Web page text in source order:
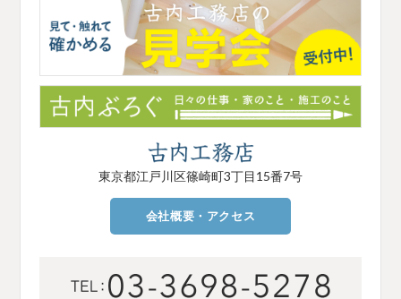
東京都江戸川区篠崎町3丁目15番7号
会社概要・アクセス